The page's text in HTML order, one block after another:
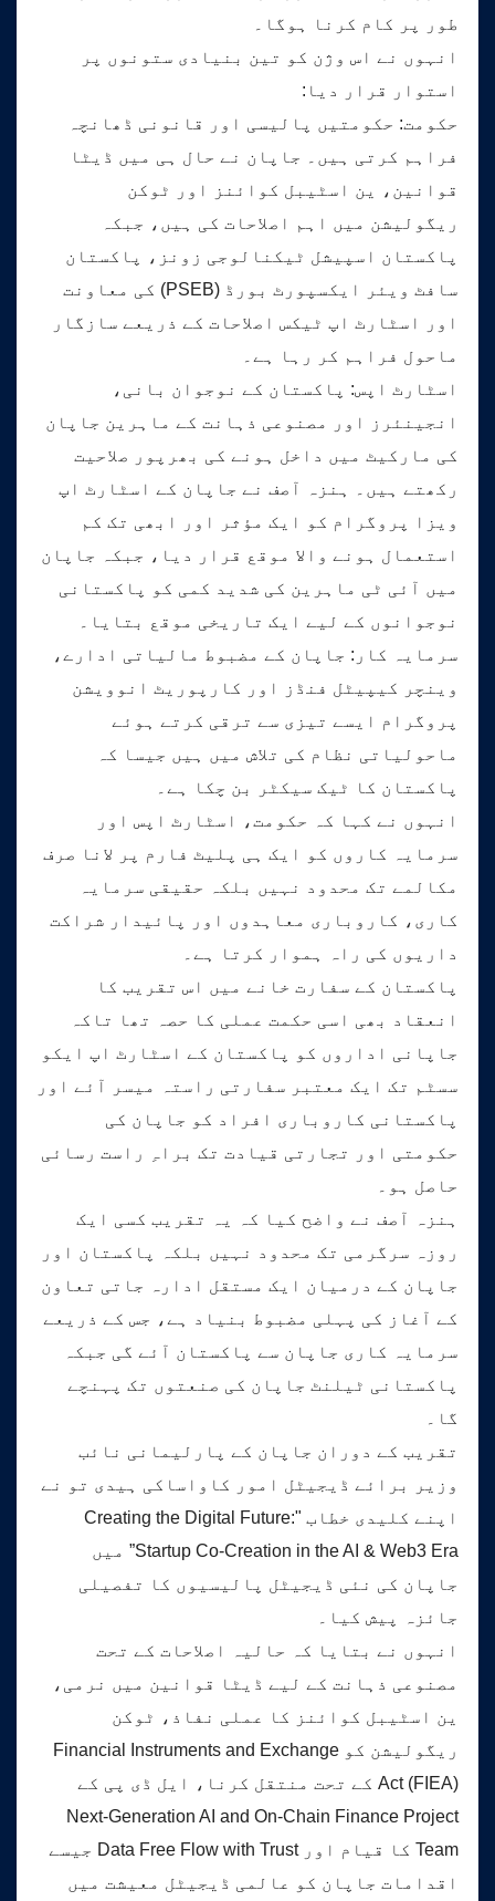
طور پر کام کرنا ہوگا۔
انہوں نے اس وژن کو تین بنیادی ستونوں پر
استوار قرار دیا:
حکومت: حکومتیں پالیسی اور قانونی ڈھانچہ
فراہم کرتی ہیں۔ جاپان نے حال ہی میں ڈیٹا
قوانین، ین اسٹیبل کوائنز اور ٹوکن
ریگولیشن میں اہم اصلاحات کی ہیں، جبکہ
پاکستان اسپیشل ٹیکنالوجی زونز، پاکستان
سافٹ ویئر ایکسپورٹ بورڈ (PSEB) کی معاونت
اور اسٹارٹ اپ ٹیکس اصلاحات کے ذریعے سازگار
ماحول فراہم کر رہا ہے۔
اسٹارٹ اپس: پاکستان کے نوجوان بانی،
انجینئرز اور مصنوعی ذہانت کے ماہرین جاپان
کی مارکیٹ میں داخل ہونے کی بھرپور صلاحیت
رکھتے ہیں۔ ہنزہ آصف نے جاپان کے اسٹارٹ اپ
ویزا پروگرام کو ایک مؤثر اور ابھی تک کم
استعمال ہونے والا موقع قرار دیا، جبکہ جاپان
میں آئی ٹی ماہرین کی شدید کمی کو پاکستانی
نوجوانوں کے لیے ایک تاریخی موقع بتایا۔
سرمایہ کار: جاپان کے مضبوط مالیاتی ادارے،
وینچر کیپیٹل فنڈز اور کارپوریٹ انوویشن
پروگرام ایسے تیزی سے ترقی کرتے ہوئے
ماحولیاتی نظام کی تلاش میں ہیں جیسا کہ
پاکستان کا ٹیک سیکٹر بن چکا ہے۔
انہوں نے کہا کہ حکومت، اسٹارٹ اپس اور
سرمایہ کاروں کو ایک ہی پلیٹ فارم پر لانا صرف
مکالمے تک محدود نہیں بلکہ حقیقی سرمایہ
کاری، کاروباری معاہدوں اور پائیدار شراکت
داریوں کی راہ ہموار کرتا ہے۔
پاکستان کے سفارت خانے میں اس تقریب کا
انعقاد بھی اسی حکمت عملی کا حصہ تھا تاکہ
جاپانی اداروں کو پاکستان کے اسٹارٹ اپ ایکو
سسٹم تک ایک معتبر سفارتی راستہ میسر آئے اور
پاکستانی کاروباری افراد کو جاپان کی
حکومتی اور تجارتی قیادت تک براہِ راست رسائی
حاصل ہو۔
ہنزہ آصف نے واضح کیا کہ یہ تقریب کسی ایک
روزہ سرگرمی تک محدود نہیں بلکہ پاکستان اور
جاپان کے درمیان ایک مستقل ادارہ جاتی تعاون
کے آغاز کی پہلی مضبوط بنیاد ہے، جس کے ذریعے
سرمایہ کاری جاپان سے پاکستان آئے گی جبکہ
پاکستانی ٹیلنٹ جاپان کی صنعتوں تک پہنچے
گا۔
تقریب کے دوران جاپان کے پارلیمانی نائب
وزیر برائے ڈیجیٹل امور کاواساکی ہیدی تو نے
اپنے کلیدی خطاب "Creating the Digital Future:
Startup Co-Creation in the AI & Web3 Era” میں
جاپان کی نئی ڈیجیٹل پالیسیوں کا تفصیلی
جائزہ پیش کیا۔
انہوں نے بتایا کہ حالیہ اصلاحات کے تحت
مصنوعی ذہانت کے لیے ڈیٹا قوانین میں نرمی،
ین اسٹیبل کوائنز کا عملی نفاذ، ٹوکن
ریگولیشن کو Financial Instruments and Exchange
Act (FIEA) کے تحت منتقل کرنا، ایل ڈی پی کے
Next-Generation AI and On-Chain Finance Project
Team کا قیام اور Data Free Flow with Trust جیسے
اقدامات جاپان کو عالمی ڈیجیٹل معیشت میں